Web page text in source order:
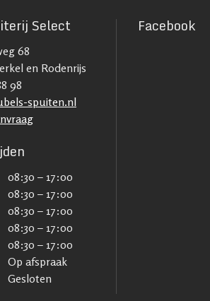
Select
68
en Rodenrijs
98
spuiten.nl
08:30 – 17:00
08:30 – 17:00
08:30 – 17:00
08:30 – 17:00
08:30 – 17:00
Op afspraak
Gesloten
Facebook